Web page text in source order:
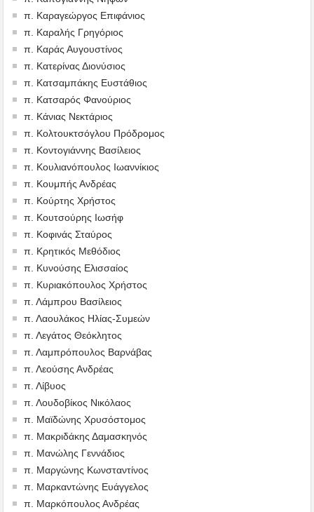
π. Καραγεώργος Επιφάνιος
π. Καραλής Γρηγόριος
π. Καράς Αυγουστίνος
π. Κατερίνας Διονύσιος
π. Κατσαμπάκης Ευστάθιος
π. Κατσαρός Φανούριος
π. Κάνιας Νεκτάριος
π. Κολτουκτσόγλου Πρόδρομος
π. Κοντογιάννης Βασίλειος
π. Κουλιανόπουλος Ιωαννίκιος
π. Κουμπής Ανδρέας
π. Κούρτης Χρήστος
π. Κουτσούρης Ιωσήφ
π. Κοφινάς Σταύρος
π. Κρητικός Μεθόδιος
π. Κυνούσης Ελισσαίος
π. Κυριακόπουλος Χρήστος
π. Λάμπρου Βασίλειος
π. Λαουλάκος Ηλίας-Συμεών
π. Λεγάτος Θεόκλητος
π. Λαμπρόπουλος Βαρνάβας
π. Λεούσης Ανδρέας
π. Λίβυος
π. Λουδοβίκος Νικόλαος
π. Μαϊδώνης Χρυσόστομος
π. Μακριδάκης Δαμασκηνός
π. Μανώλης Γεννάδιος
π. Μαργώνης Κωνσταντίνος
π. Μαρκαντώνης Ευάγγελος
π. Μαρκόπουλος Ανδρέας